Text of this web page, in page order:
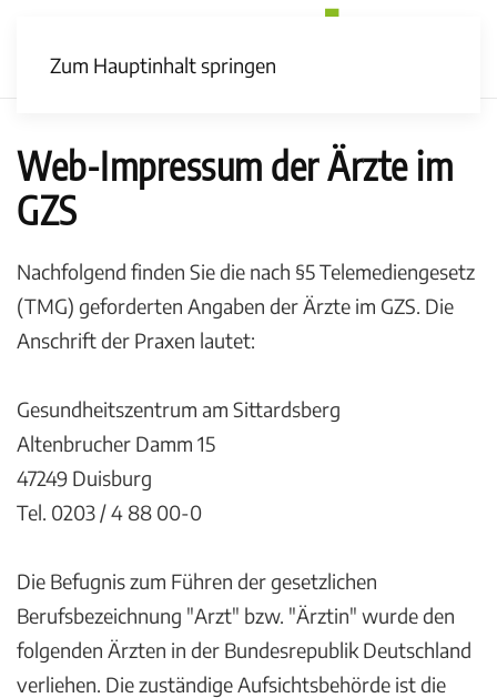
Zum Hauptinhalt springen
Web-Impressum der Ärzte im
GZS
Nachfolgend finden Sie die nach §5 Telemediengesetz
(TMG) geforderten Angaben der Ärzte im GZS. Die
Anschrift der Praxen lautet:
Gesundheitszentrum am Sittardsberg
Altenbrucher Damm 15
47249 Duisburg
Tel. 0203 / 4 88 00-0
Die Befugnis zum Führen der gesetzlichen
Berufsbezeichnung "Arzt" bzw. "Ärztin" wurde den
folgenden Ärzten in der Bundesrepublik Deutschland
verliehen. Die zuständige Aufsichtsbehörde ist die